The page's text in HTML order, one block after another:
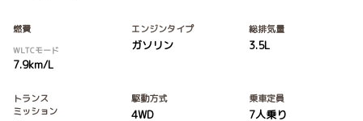
燃費
WLTCモード
7.9km/L
エンジンタイプ
ガソリン
総排気量
3.5L
トランス
ミッション
駆動方式
4WD
乗車定員
7人乗り